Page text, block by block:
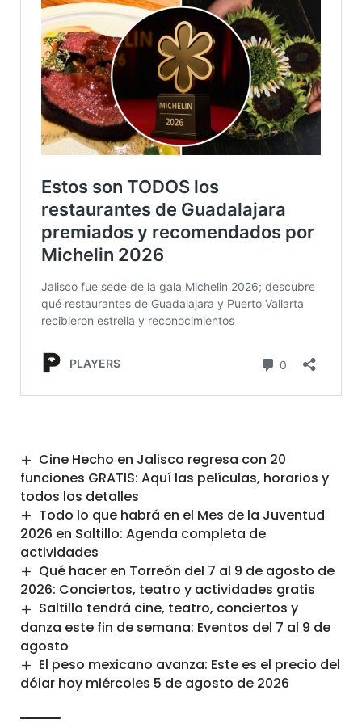
Cine Hecho en Jalisco regresa con 20
funciones GRATIS: Aquí las películas, horarios y
todos los detalles
Todo lo que habrá en el Mes de la Juventud
2026 en Saltillo: Agenda completa de
actividades
Qué hacer en Torreón del 7 al 9 de agosto de
2026: Conciertos, teatro y actividades gratis
Saltillo tendrá cine, teatro, conciertos y
danza este fin de semana: Eventos del 7 al 9 de
agosto
El peso mexicano avanza: Este es el precio del
dólar hoy miércoles 5 de agosto de 2026